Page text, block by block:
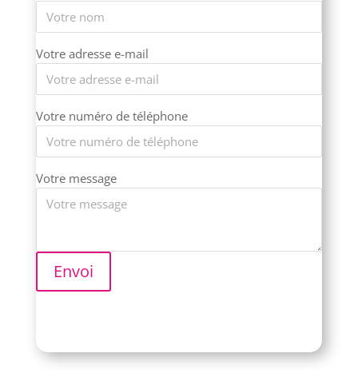
Votre adresse e-mail
Votre numéro de téléphone
Votre message
Envoi